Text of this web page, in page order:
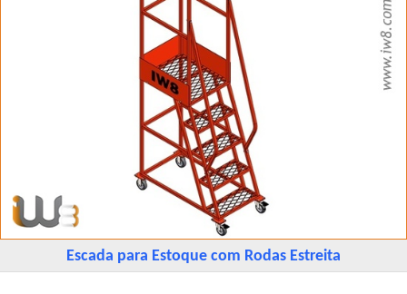
Escada para Estoque com Rodas Estreita